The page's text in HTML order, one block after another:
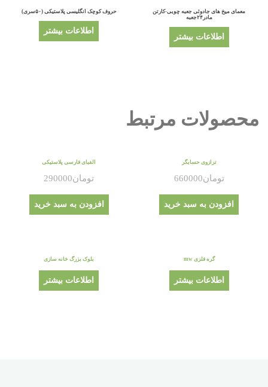
معمای میخ های جادوئی جعبه چوبی-کارتن
مادر۲۴جعبه
اطلاعات بیشتر
حروف کوچک انگلیسی پلاستیکی (۵۰سری)
اطلاعات بیشتر
محصولات مرتبط
ترازوی حسابگر
تومان660000
افزودن به سبد خرید
الفبای فارسی پلاستیکی
تومان290000
افزودن به سبد خرید
گره فلزی mw
اطلاعات بیشتر
بلوک بزرگ خانه سازی
اطلاعات بیشتر